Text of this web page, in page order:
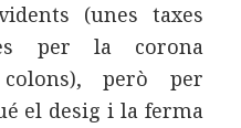
(unes taxes
per la corona
però per
el desig i la ferma